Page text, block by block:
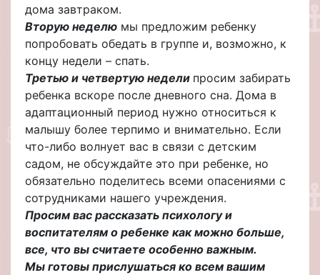
дома завтраком.
Вторую неделю мы предложим ребенку
попробовать обедать в группе и, возможно, к
концу недели – спать.
Третью и четвертую недели просим забирать
ребенка вскоре после дневного сна. Дома в
адаптационный период нужно относиться к
малышу более терпимо и внимательно. Если
что-либо волнует вас в связи с детским
садом, не обсуждайте это при ребенке, но
обязательно поделитесь всеми опасениями с
сотрудниками нашего учреждения.
Просим вас рассказать психологу и
воспитателям о ребенке как можно больше,
все, что вы считаете особенно важным.
Мы готовы прислушаться ко всем вашим